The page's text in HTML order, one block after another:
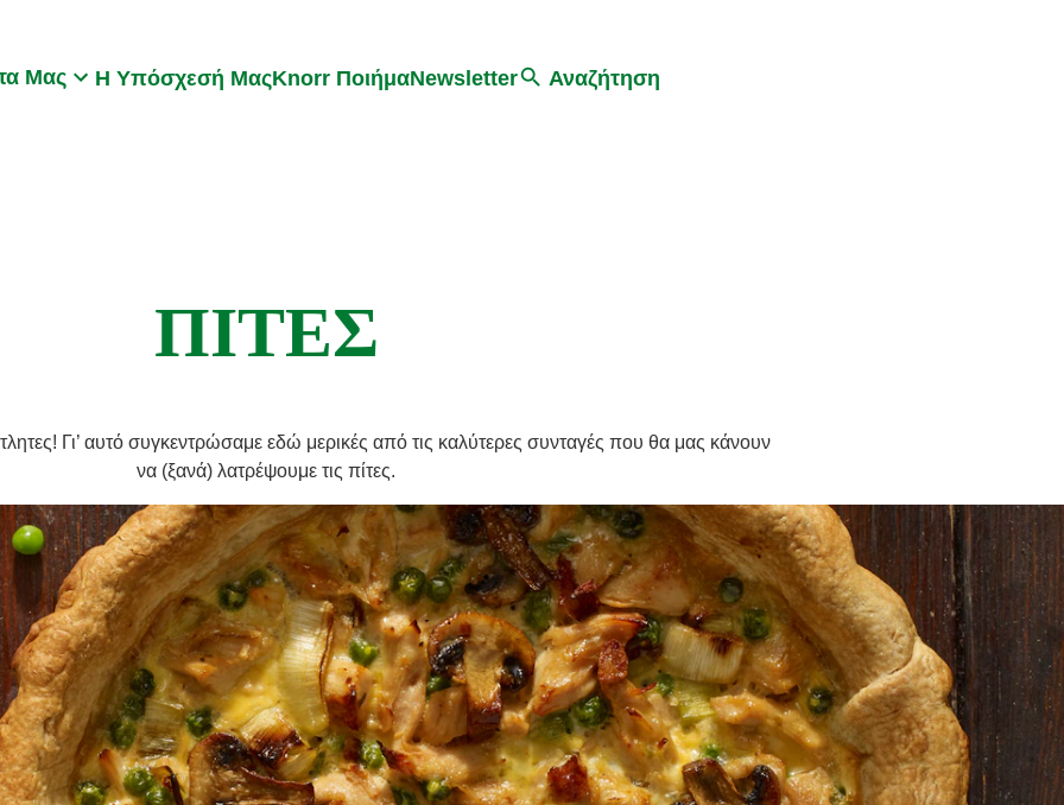
Μας Η Υπόσχεσή ΜαςKnorr ΠοιήμαNewsletter Αναζήτηση
ΠΙΤΕΣ
Γι’ αυτό συγκεντρώσαμε εδώ μερικές από τις καλύτερες συνταγές που θα μας κάνουν
να (ξανά) λατρέψουμε τις πίτες.